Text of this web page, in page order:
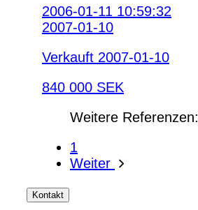
2006-01-11 10:59:32
2007-01-10
Verkauft 2007-01-10
840 000 SEK
Weitere Referenzen:
1
Weiter
Kontakt